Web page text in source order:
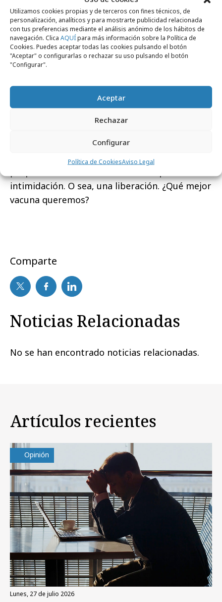
Utilizamos cookies propias y de terceros con fines técnicos, de
personalización, analíticos y para mostrarte publicidad relacionada
con tus preferencias mediante el análisis anónimo de los hábitos de
navegación. Clica AQUÍpara más información sobre la Política de
Cookies. Puedes aceptar todas las cookies pulsando el botón
"Aceptar" o configurarlas o rechazar su uso pulsando el botón
"Configurar".
Aceptar
Rechazar
Configurar
Política de CookiesAviso Legal
virtud de utilizar las redes para llegar a la
velocidad del electrón a todo el mundo.
Bienvenido sea el aluvión popular dememes y
chistes sobre el coronavirusque con
su justa dimensión. Basta comprobar el perfil
de coronavirus (
@coronavid19
un poco de nuestras reacciones
el padre del psicoanálisis, el chiste, entre otras
muchas cosas, es una agresión sobre nuestro
intimidación. O sea, una liberación. ¿Qué mejor
vacuna queremos?
Comparte
Noticias Relacionadas
No se han encontrado noticias relacionadas.
Artículos recientes
Opinión
lunes, 27 de julio 2026